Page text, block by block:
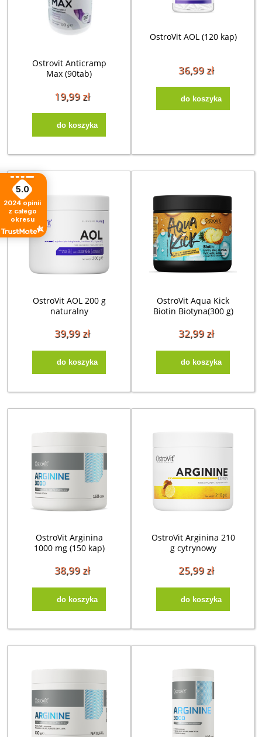
Ostrovit Anticramp
Max (90tab)
19,99 zł
do koszyka
OstroVit AOL (120 kap)
36,99 zł
do koszyka
OstroVit AOL 200 g
naturalny
39,99 zł
do koszyka
OstroVit Aqua Kick
Biotin Biotyna(300 g)
32,99 zł
do koszyka
OstroVit Arginina
1000 mg (150 kap)
38,99 zł
do koszyka
OstroVit Arginina 210
g cytrynowy
25,99 zł
do koszyka
5.0
2024 opinii
z całego
okresu